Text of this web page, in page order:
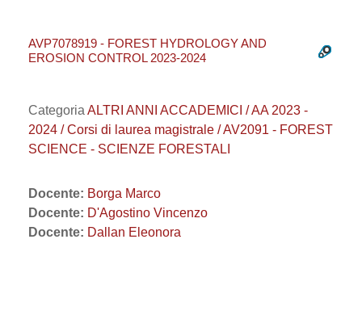
AVP7078919 - FOREST HYDROLOGY AND
EROSION CONTROL 2023-2024
Categoria ALTRI ANNI ACCADEMICI / AA 2023 -
2024 / Corsi di laurea magistrale / AV2091 - FOREST
SCIENCE - SCIENZE FORESTALI
Docente: Borga Marco
Docente: D'Agostino Vincenzo
Docente: Dallan Eleonora